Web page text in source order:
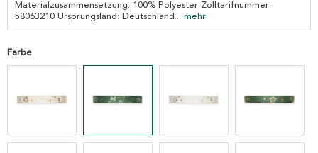
Materialzusammensetzung: 100% Polyester Zolltarifnummer:
58063210 Ursprungsland: Deutschland... mehr
Farbe